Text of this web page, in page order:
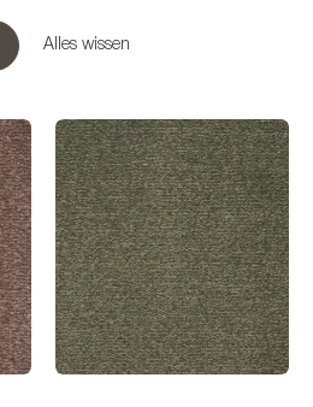
Alles wissen